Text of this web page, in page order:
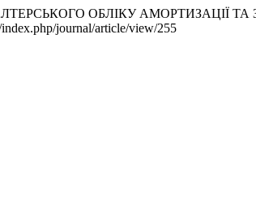
ОБЛІКУ АМОРТИЗАЦІЇ
index.php/journal/article/view/255